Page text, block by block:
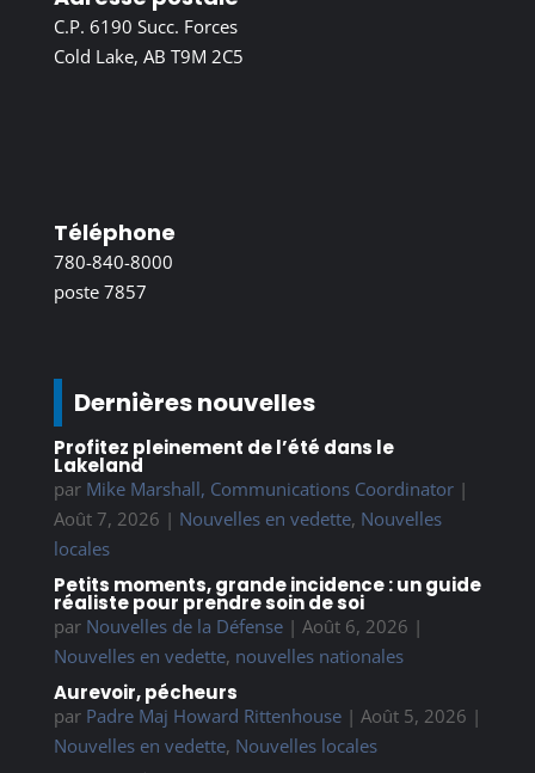
C.P. 6190 Succ. Forces
Cold Lake, AB T9M 2C5
Téléphone
780-840-8000
poste 7857
Dernières nouvelles
Profitez pleinement de l’été dans le
Lakeland
par Mike Marshall, Communications Coordinator|
Août 7, 2026 | Nouvelles en vedette, Nouvelles
locales
Petits moments, grande incidence : un guide
réaliste pour prendre soin de soi
par Nouvelles de la Défense| Août 6, 2026 |
Nouvelles en vedette, nouvelles nationales
Aurevoir, pécheurs
par Padre Maj Howard Rittenhouse| Août 5, 2026 |
Nouvelles en vedette, Nouvelles locales